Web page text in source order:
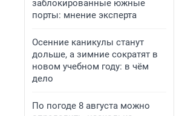
заблокированные южные
порты: мнение эксперта
Осенние каникулы станут
дольше, а зимние сократят в
новом учебном году: в чём
дело
По погоде 8 августа можно